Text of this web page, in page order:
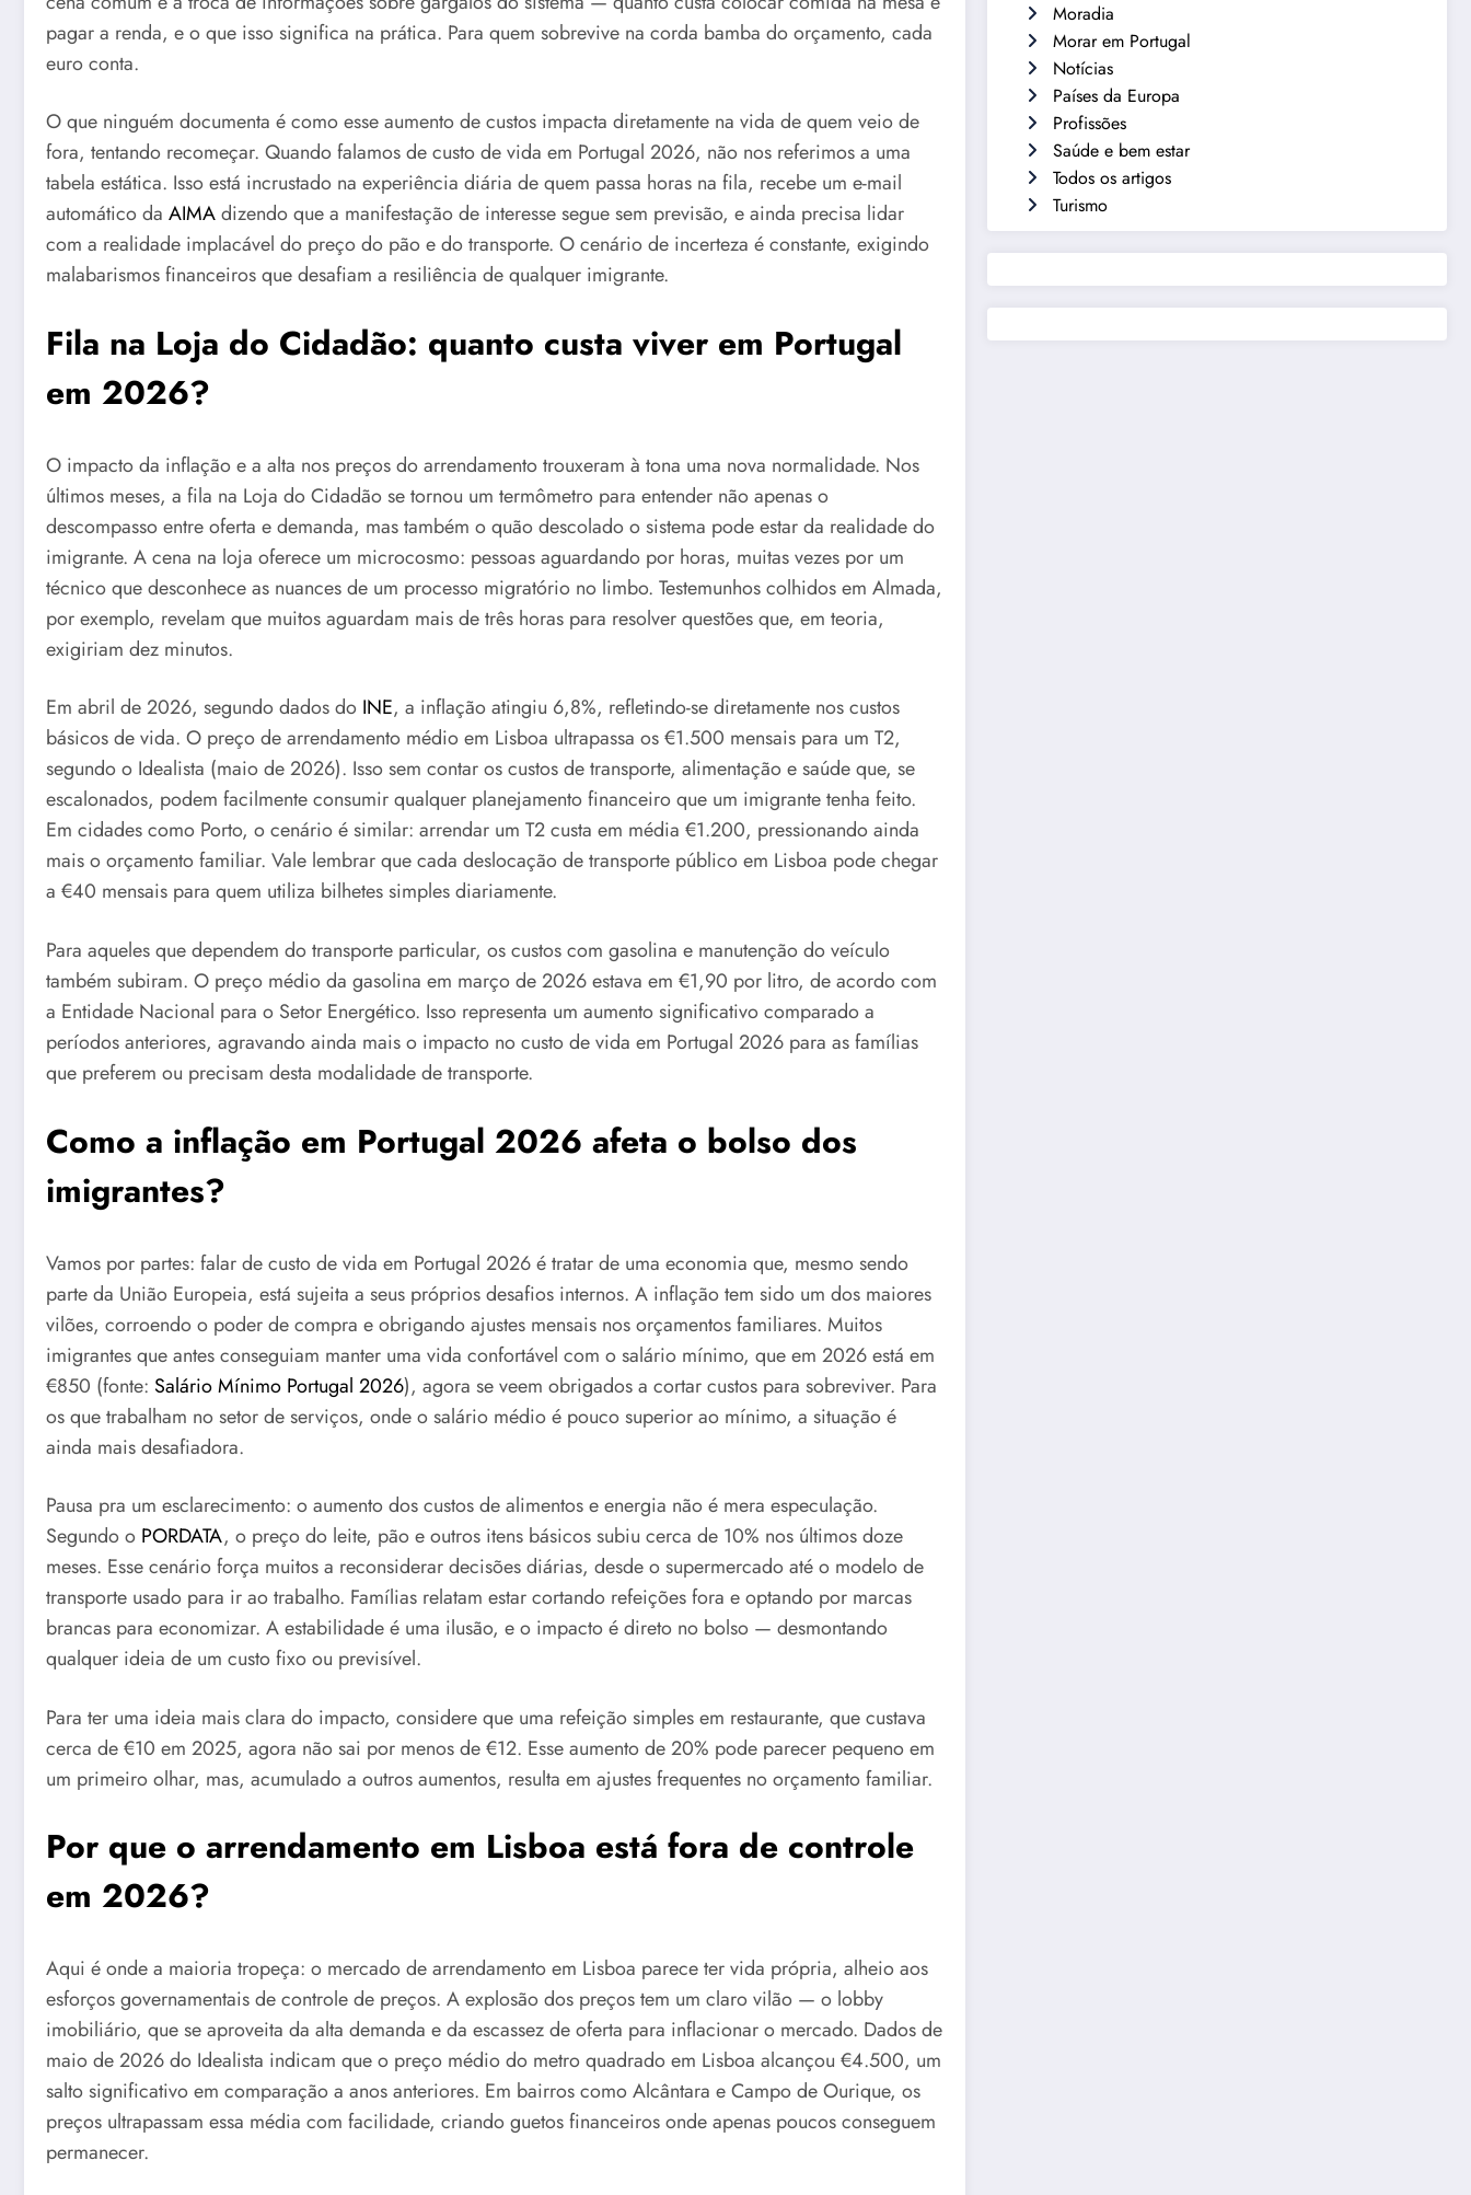
pagar a renda, e o que isso significa na prática. Para quem sobrevive na corda bamba do orçamento, cada
euro conta.
O que ninguém documenta é como esse aumento de custos impacta diretamente na vida de quem veio de
fora, tentando recomeçar. Quando falamos de custo de vida em Portugal 2026, não nos referimos a uma
tabela estática. Isso está incrustado na experiência diária de quem passa horas na fila, recebe um e-mail
automático da AIMAdizendo que a manifestação de interesse segue sem previsão, e ainda precisa lidar
com a realidade implacável do preço do pão e do transporte. O cenário de incerteza é constante, exigindo
malabarismos financeiros que desafiam a resiliência de qualquer imigrante.
Fila na Loja do Cidadão: quanto custa viver em Portugal
em 2026?
O impacto da inflação e a alta nos preços do arrendamento trouxeram à tona uma nova normalidade. Nos
últimos meses, a fila na Loja do Cidadão se tornou um termômetro para entender não apenas o
descompasso entre oferta e demanda, mas também o quão descolado o sistema pode estar da realidade do
imigrante. A cena na loja oferece um microcosmo: pessoas aguardando por horas, muitas vezes por um
técnico que desconhece as nuances de um processo migratório no limbo. Testemunhos colhidos em Almada,
por exemplo, revelam que muitos aguardam mais de três horas para resolver questões que, em teoria,
exigiriam dez minutos.
Em abril de 2026, segundo dados do INE, a inflação atingiu 6,8%, refletindo-se diretamente nos custos
básicos de vida. O preço de arrendamento médio em Lisboa ultrapassa os €1.500 mensais para um T2,
segundo o Idealista (maio de 2026). Isso sem contar os custos de transporte, alimentação e saúde que, se
escalonados, podem facilmente consumir qualquer planejamento financeiro que um imigrante tenha feito.
Em cidades como Porto, o cenário é similar: arrendar um T2 custa em média €1.200, pressionando ainda
mais o orçamento familiar. Vale lembrar que cada deslocação de transporte público em Lisboa pode chegar
a €40 mensais para quem utiliza bilhetes simples diariamente.
Para aqueles que dependem do transporte particular, os custos com gasolina e manutenção do veículo
também subiram. O preço médio da gasolina em março de 2026 estava em €1,90 por litro, de acordo com
a Entidade Nacional para o Setor Energético. Isso representa um aumento significativo comparado a
períodos anteriores, agravando ainda mais o impacto no custo de vida em Portugal 2026 para as famílias
que preferem ou precisam desta modalidade de transporte.
Como a inflação em Portugal 2026 afeta o bolso dos
imigrantes?
Vamos por partes: falar de custo de vida em Portugal 2026 é tratar de uma economia que, mesmo sendo
parte da União Europeia, está sujeita a seus próprios desafios internos. A inflação tem sido um dos maiores
vilões, corroendo o poder de compra e obrigando ajustes mensais nos orçamentos familiares. Muitos
imigrantes que antes conseguiam manter uma vida confortável com o salário mínimo, que em 2026 está em
€850 (fonte: Salário Mínimo Portugal 2026), agora se veem obrigados a cortar custos para sobreviver. Para
os que trabalham no setor de serviços, onde o salário médio é pouco superior ao mínimo, a situação é
ainda mais desafiadora.
Pausa pra um esclarecimento: o aumento dos custos de alimentos e energia não é mera especulação.
Segundo o PORDATA, o preço do leite, pão e outros itens básicos subiu cerca de 10% nos últimos doze
meses. Esse cenário força muitos a reconsiderar decisões diárias, desde o supermercado até o modelo de
transporte usado para ir ao trabalho. Famílias relatam estar cortando refeições fora e optando por marcas
brancas para economizar. A estabilidade é uma ilusão, e o impacto é direto no bolso — desmontando
qualquer ideia de um custo fixo ou previsível.
Para ter uma ideia mais clara do impacto, considere que uma refeição simples em restaurante, que custava
cerca de €10 em 2025, agora não sai por menos de €12. Esse aumento de 20% pode parecer pequeno em
um primeiro olhar, mas, acumulado a outros aumentos, resulta em ajustes frequentes no orçamento familiar.
Por que o arrendamento em Lisboa está fora de controle
em 2026?
Aqui é onde a maioria tropeça: o mercado de arrendamento em Lisboa parece ter vida própria, alheio aos
esforços governamentais de controle de preços. A explosão dos preços tem um claro vilão — o lobby
imobiliário, que se aproveita da alta demanda e da escassez de oferta para inflacionar o mercado. Dados de
maio de 2026 do Idealista indicam que o preço médio do metro quadrado em Lisboa alcançou €4.500, um
salto significativo em comparação a anos anteriores. Em bairros como Alcântara e Campo de Ourique, os
preços ultrapassam essa média com facilidade, criando guetos financeiros onde apenas poucos conseguem
permanecer.
Moradia
Morar em Portugal
Notícias
Países da Europa
Profissões
Saúde e bem estar
Todos os artigos
Turismo